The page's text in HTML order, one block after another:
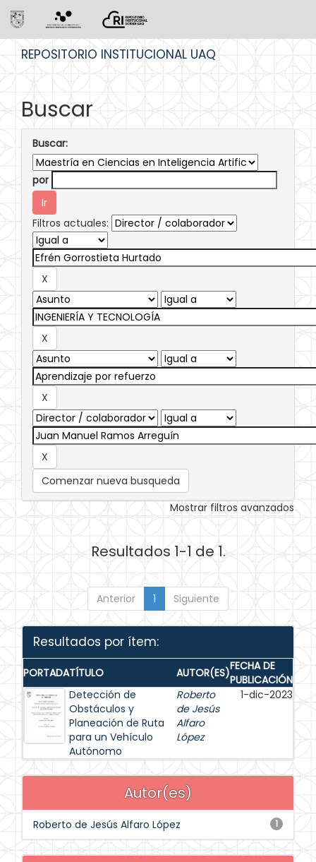
REPOSITORIO INSTITUCIONAL UAQ
Buscar
Buscar:
por
Filtros actuales:
Comenzar nueva busqueda
Mostrar filtros avanzados
Resultados 1-1 de 1.
Anterior 1 Siguiente
Resultados por ítem:
PORTADATÍTULO AUTOR(ES)FECHA DE
PUBLICACIÓN
Detección de
Obstáculos y
Planeación de Ruta
para un Vehículo
Autónomo
Roberto
de Jesús
Alfaro
López
1-dic-2023
Autor(es)
1
Roberto de Jesús Alfaro López